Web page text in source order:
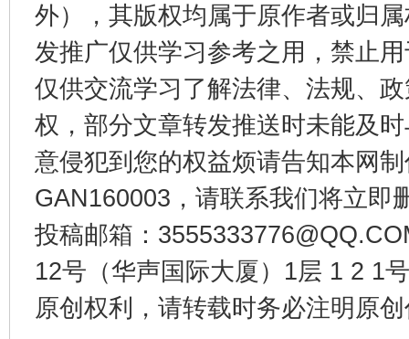
外），其版权均属于原作者或归
发推广仅供学习参考之用，禁止
仅供交流学习了解法律、法规、
权，部分文章转发推送时未能及
意侵犯到您的权益烦请告知本网
GAN160003，请联系我们将立即
投稿邮箱：
12号（华声国际大厦）1层 1 2 1
原创权利，请转载时务必注明原
公平竞争审查“十大案例”出炉！ 一纸欠